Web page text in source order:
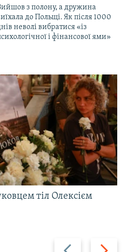
з полону, а дружина
до Польщі. Як після 1000
неволі вибратися «із
і фінансової ями»
Назад Вперед
тіл Олексієм